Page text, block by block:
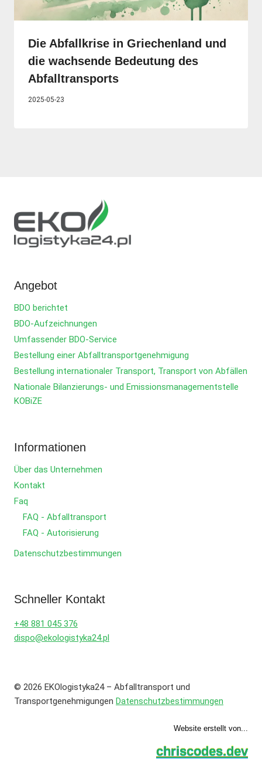
Die Abfallkrise in Griechenland und
die wachsende Bedeutung des
Abfalltransports
2025-05-23
Angebot
BDO berichtet
BDO-Aufzeichnungen
Umfassender BDO-Service
Bestellung einer Abfalltransportgenehmigung
Bestellung internationaler Transport, Transport von Abfällen
Nationale Bilanzierungs- und Emissionsmanagementstelle
KOBiZE
Informationen
Über das Unternehmen
Kontakt
Faq
FAQ - Abfalltransport
FAQ - Autorisierung
Datenschutzbestimmungen
Schneller Kontakt
+48 881 045 376
dispo@ekologistyka24.pl
© 2026 EKOlogistyka24 – Abfalltransport und
Transportgenehmigungen Datenschutzbestimmungen
Website erstellt von...
chriscodes.dev